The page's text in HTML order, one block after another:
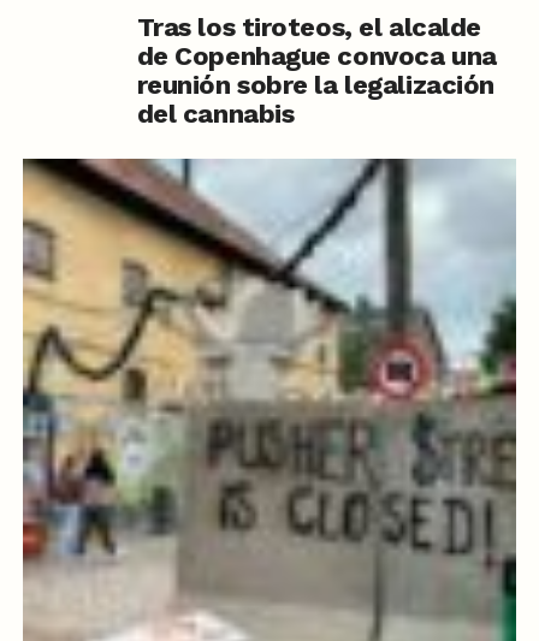
Tras los tiroteos, el alcalde
de Copenhague convoca una
reunión sobre la legalización
del cannabis